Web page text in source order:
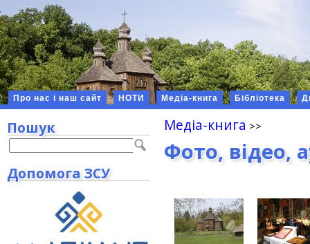
Про нас і наш сайт НОТИ Медіа-книга Бібліотека
Медіа-книга
Фото, відео,
Пошук
Допомога ЗСУ